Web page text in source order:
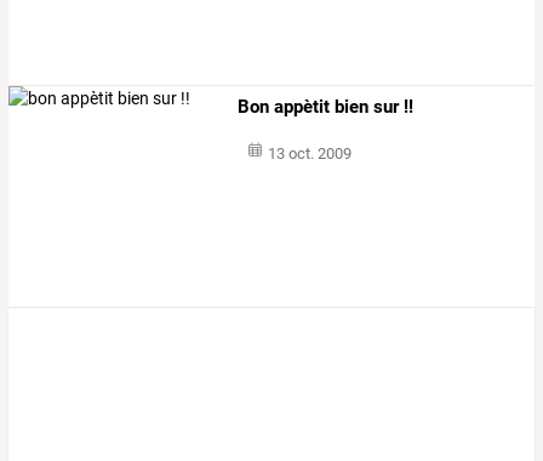
Bon appètit bien sur !!
13 oct. 2009